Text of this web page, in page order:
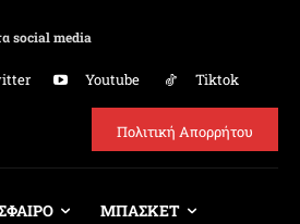
social media
Youtube Tiktok
Πολιτική Απορρήτου
ΜΠΑΣΚΕΤ